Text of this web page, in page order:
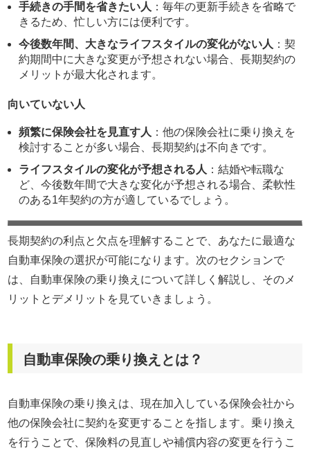
手続きの手間を省きたい人 ：毎年の更新手続きを省略で
きるため、忙しい方には便利です。
今後数年間、大きなライフスタイルの変化がない人 ：契
約期間中に大きな変更が予想されない場合、長期契約の
メリットが最大化されます。
向いていない人
頻繁に保険会社を見直す人 ：他の保険会社に乗り換えを
検討することが多い場合、長期契約は不向きです。
ライフスタイルの変化が予想される人 ：結婚や転職な
ど、今後数年間で大きな変化が予想される場合、柔軟性
のある1年契約の方が適しているでしょう。
長期契約の利点と欠点を理解することで、あなたに最適な
自動車保険の選択が可能になります。次のセクションで
は、自動車保険の乗り換えについて詳しく解説し、そのメ
リットとデメリットを見ていきましょう。
自動車保険の乗り換えとは？
自動車保険の乗り換えは、現在加入している保険会社から
他の保険会社に契約を変更することを指します。乗り換え
を行うことで、保険料の見直しや補償内容の変更を行うこ